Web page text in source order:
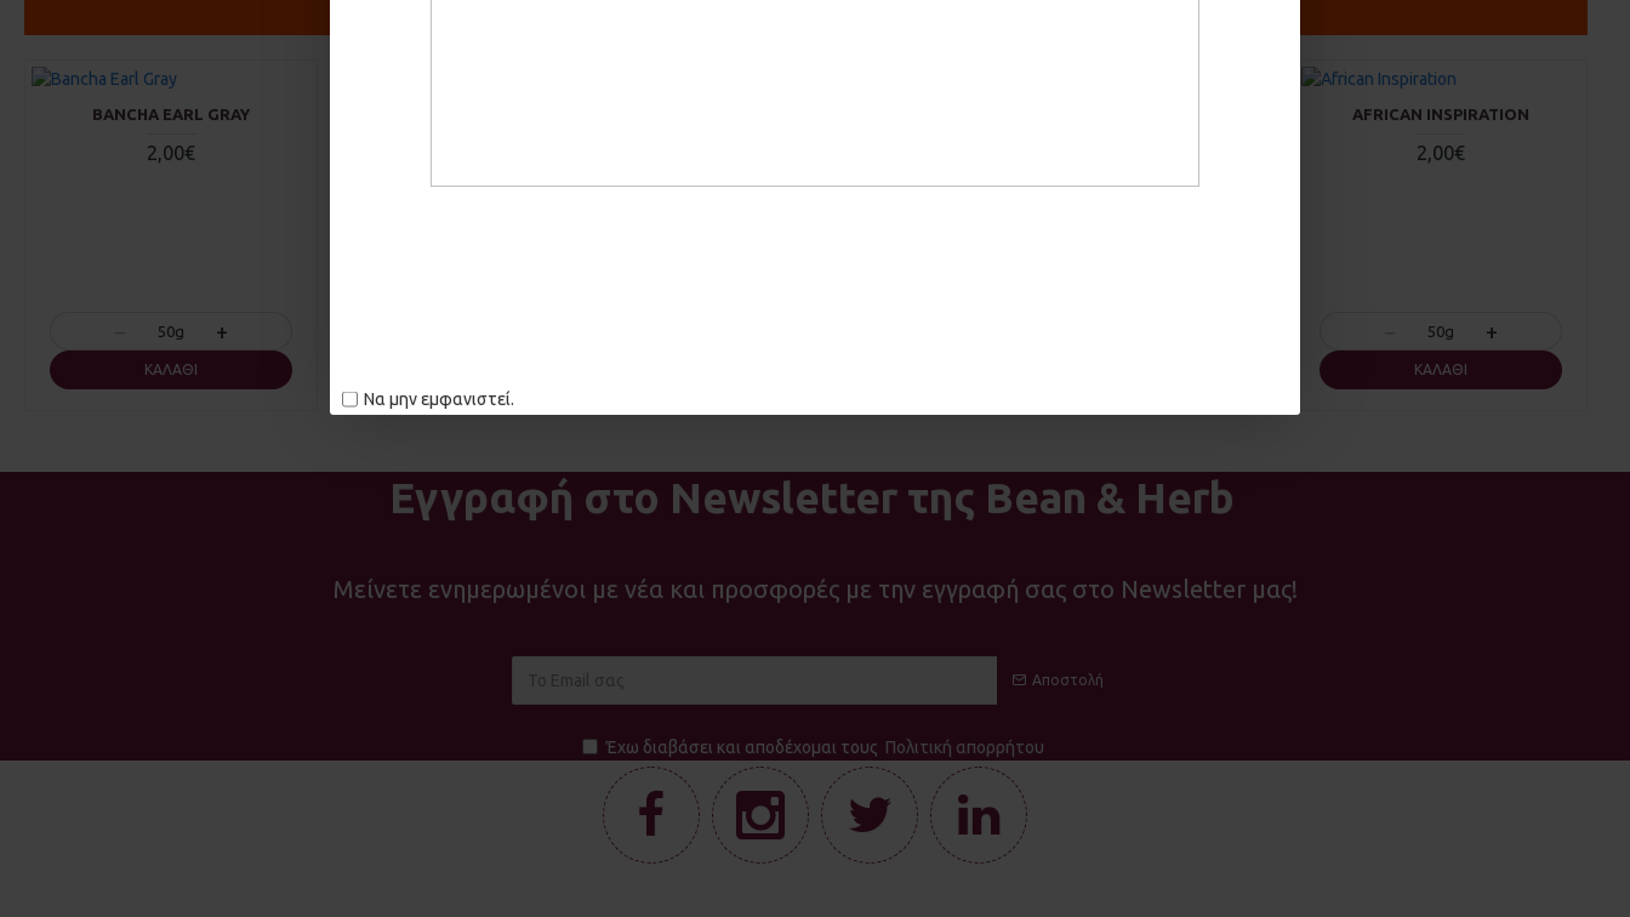
Να μην εμφανιστεί.
BANCHA EARL GRAY
2,00€
50g +
ΚΑΛΆΘΙ
AFRICAN INSPIRATION
2,00€
50g +
ΚΑΛΆΘΙ
Εγγραφή στο Newsletter της Bean & Herb
Μείνετε ενημερωμένοι με νέα και προσφορές με την εγγραφή σας στο Newsletter μας!
Αποστολή
Έχω διαβάσει και αποδέχομαι τους Πολιτική απορρήτου